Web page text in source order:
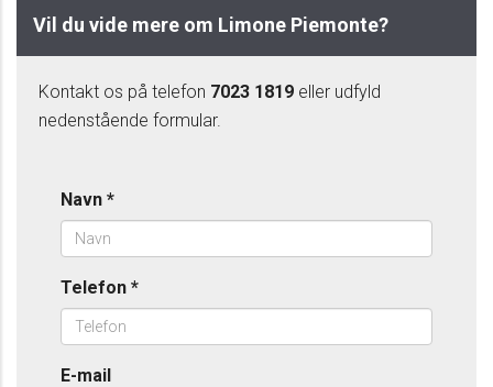
Vil du vide mere om Limone Piemonte?
Kontakt os på telefon 7023 1819 eller udfyld
nedenstående formular.
Navn *
Telefon *
E-mail